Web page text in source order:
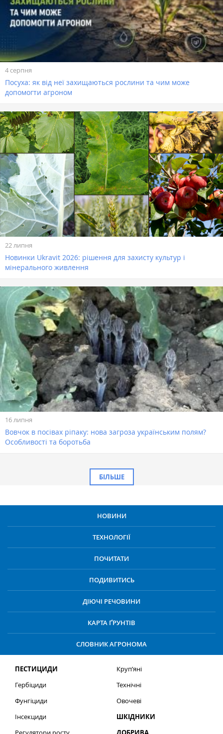
4 серпня
Посуха: як від неї захищаються рослини та чим може
допомогти агроном
22 липня
Новинки Ukravit 2026: рішення для захисту культур і
мінерального живлення
16 липня
Вовчок в посівах ріпаку: нова загроза українським полям?
Особливості та боротьба
БІЛЬШЕ
НОВИНИ
ТЕХНОЛОГІЇ
ПОЧИТАТИ
ПОДИВИТИСЬ
ДІЮЧІ РЕЧОВИНИ
КАРТА ҐРУНТІВ
СЛОВНИК АГРОНОМА
ПЕСТИЦИДИ
Гербіциди
Фунгіциди
Інсекциди
Круп’яні
Технічні
Овочеві
ШКІДНИКИ